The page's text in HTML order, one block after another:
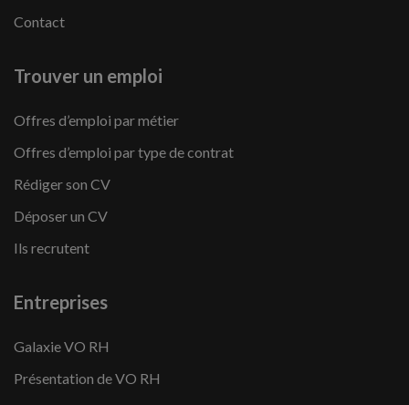
Contact
Trouver un emploi
Offres d’emploi par métier
Offres d’emploi par type de contrat
Rédiger son CV
Déposer un CV
Ils recrutent
Entreprises
Galaxie VO RH
Présentation de VO RH